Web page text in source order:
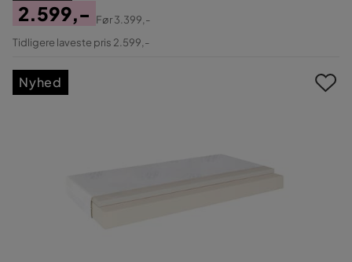
Pris
2.599,-
Original
Før3.399,-
Tidligere laveste pris 2.599,-
Nyhed